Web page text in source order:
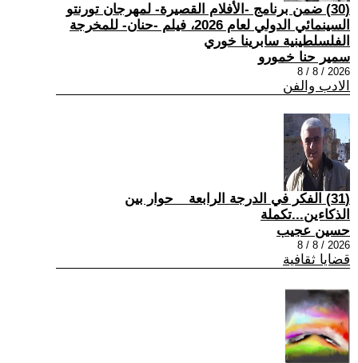
(30) ضمن برنامج -الأفلام القصيرة- لمهرجان تورنتو
السينمائي الدولي لعام 2026، فيلم -حنان- للمخرجة
الفلسلطينية سابرينا خوري
سمير حنا خمورو
2026 / 8 / 8
الادب والفن
(31) الفكر في الدرجة الرابعة _ حوار بين
الذكاءين...تكملة
حسين عجيب
2026 / 8 / 8
قضايا ثقافية